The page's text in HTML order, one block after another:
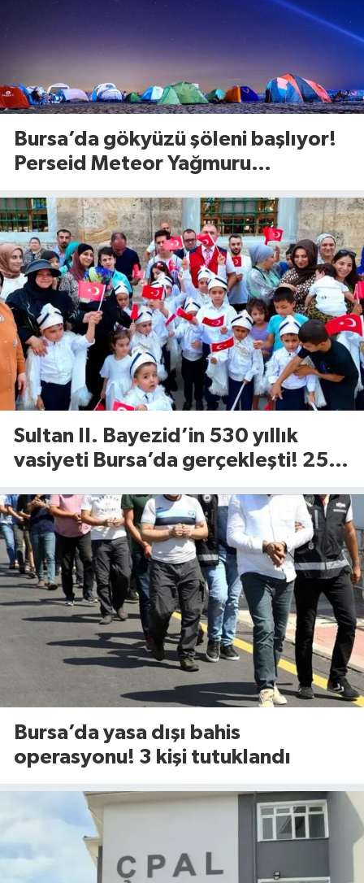
Bursa’da gökyüzü şöleni başlıyor!
Perseid Meteor Yağmuru
Sultan II. Bayezid’in 530 yıllık
vasiyeti Bursa’da gerçekleşti! 25
şöleni
Bursa’da yasa dışı bahis
operasyonu! 3 kişi tutuklandı